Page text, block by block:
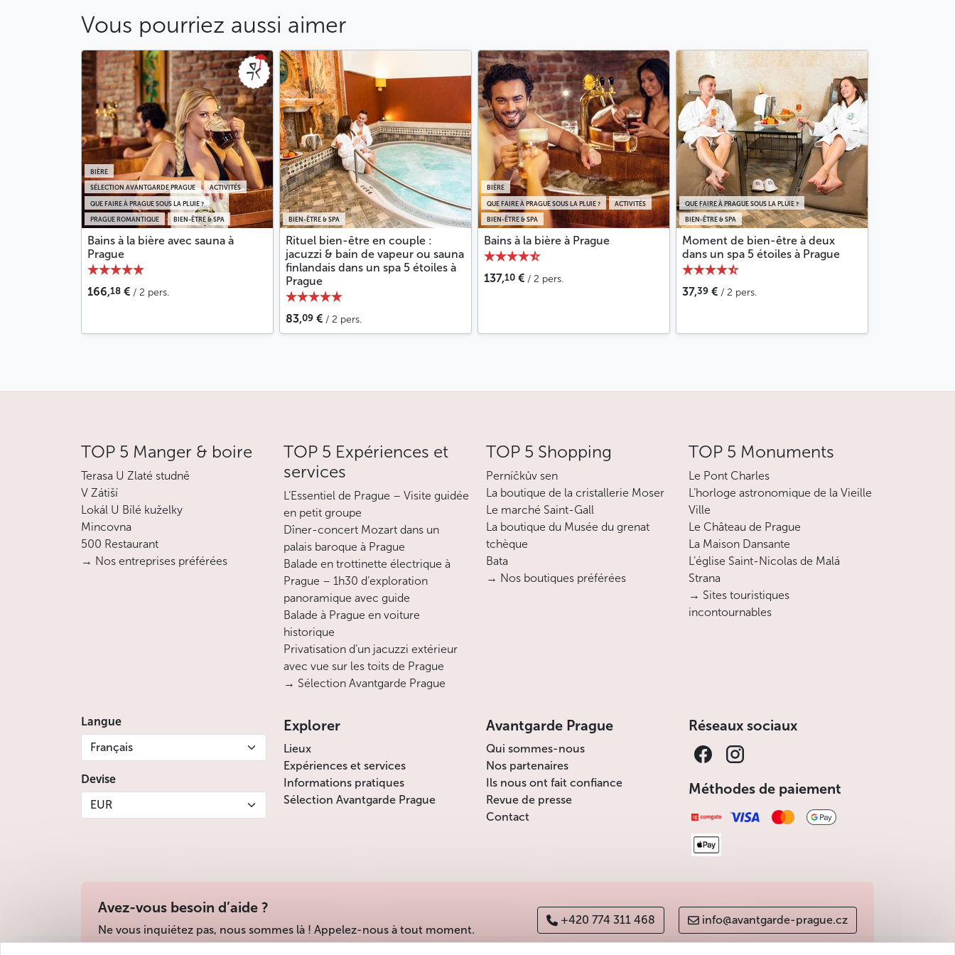
Vous pourriez aussi aimer
PRAGUE ROMANTIQUE BIEN-ÊTRE & SPA
QUE FAIRE À PRAGUE SOUS LA PLUIE ?
SÉLECTION AVANTGARDE PRAGUE ACTIVITÉS
BIÈRE
Bains à la bière avec sauna à
Prague
166,18 € / 2 pers.
BIEN-ÊTRE & SPA
Rituel bien-être en couple :
jacuzzi & bain de vapeur ou sauna
finlandais dans un spa 5 étoiles à
Prague
83,09 € / 2 pers.
BIEN-ÊTRE & SPA
QUE FAIRE À PRAGUE SOUS LA PLUIE ? ACTIVITÉS
BIÈRE
Bains à la bière à Prague
137,10 € / 2 pers.
BIEN-ÊTRE & SPA
QUE FAIRE À PRAGUE SOUS LA PLUIE ?
Moment de bien-être à deux
dans un spa 5 étoiles à Prague
37,39 € / 2 pers.
TOP 5 Manger & boire
Terasa U Zlaté studně
V Zátiší
Lokál U Bílé kuželky
Mincovna
500 Restaurant
→ Nos entreprises préférées
TOP 5 Expériences et
services
L’Essentiel de Prague – Visite guidée
en petit groupe
Dîner-concert Mozart dans un
palais baroque à Prague
Balade en trottinette électrique à
Prague – 1h30 d’exploration
panoramique avec guide
Balade à Prague en voiture
historique
Privatisation d’un jacuzzi extérieur
avec vue sur les toits de Prague
→ Sélection Avantgarde Prague
TOP 5 Shopping
Perníčkův sen
La boutique de la cristallerie Moser
Le marché Saint-Gall
La boutique du Musée du grenat
tchèque
Bata
→ Nos boutiques préférées
TOP 5 Monuments
Le Pont Charles
L’horloge astronomique de la Vieille
Ville
Le Château de Prague
La Maison Dansante
L’église Saint-Nicolas de Malá
Strana
→ Sites touristiques
incontournables
Langue
Français
Devise
EUR
Explorer
Lieux
Expériences et services
Informations pratiques
Sélection Avantgarde Prague
Avantgarde Prague
Qui sommes-nous
Nos partenaires
Ils nous ont fait confiance
Revue de presse
Contact
Réseaux sociaux
Méthodes de paiement
Avez-vous besoin d’aide ?
Ne vous inquiétez pas, nous sommes là ! Appelez-nous à tout moment.
+420 774 311 468 info@avantgarde-prague.cz